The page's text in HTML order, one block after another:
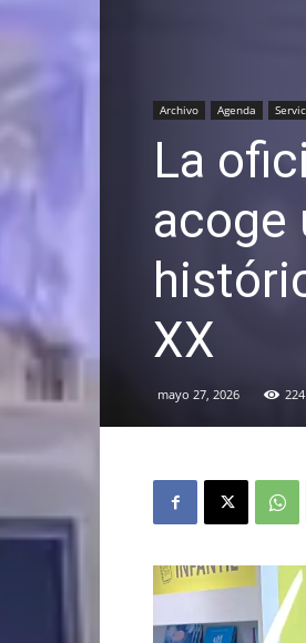
Archivo Agenda
La
acoge
XX
mayo 27, 2026 224